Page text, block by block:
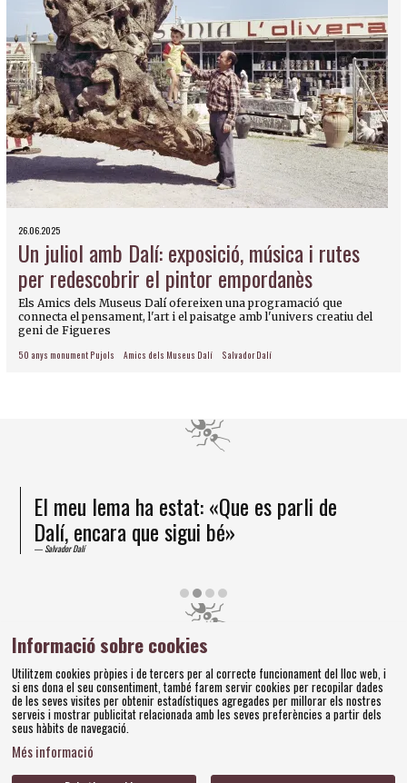
26.06.2025
Un juliol amb Dalí: exposició, música i rutes
per redescobrir el pintor empordanès
Els Amics dels Museus Dalí ofereixen una programació que
connecta el pensament, l'art i el paisatge amb l'univers creatiu del
geni de Figueres
50 anys monument Pujols Amics dels Museus Dalí Salvador Dalí
El meu lema ha estat: «Que es parli de
Dalí, encara que sigui bé»
Salvador Dalí
Figueres
Tel. 972 677 520 |amics@fundaciodali.org
Sitemap | Avís Legal
Contacteu | Bases concursos
Informació sobre cookies
Utilitzem cookies pròpies i de tercers per al correcte funcionament del lloc web, i
si ens dona el seu consentiment, també farem servir cookies per recopilar dades
de les seves visites per obtenir estadístiques agregades per millorar els nostres
serveis i mostrar publicitat relacionada amb les seves preferències a partir dels
seus hàbits de navegació.
Més informació